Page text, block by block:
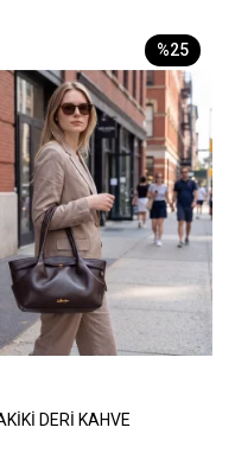
%25
DERİ KAHVE